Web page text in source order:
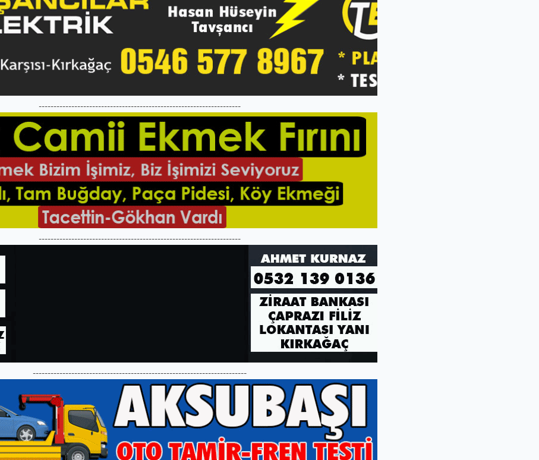
--------------------------------------------------------------------
--------------------------------------------------------------------
------------------------------------------------------------------------